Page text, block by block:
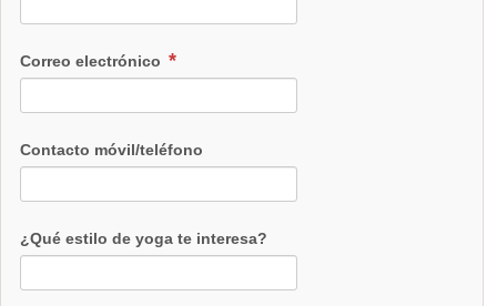
Correo electrónico
Contacto móvil/teléfono
¿Qué estilo de yoga te interesa?